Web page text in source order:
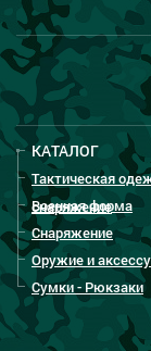
КАТАЛОГ
Тактическая
снаряжение
Военная форма
Снаряжение
Оружие и
Сумки - Рюкзаки